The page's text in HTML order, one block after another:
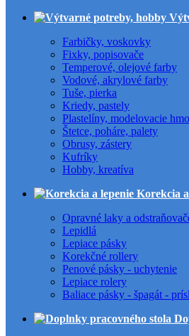
Farbičky, voskovky
Fixky, popisovače
Temperové, olejové farby
Vodové, akrylové farby
Tuše, pierka
Kriedy, pastely
Plastelíny, modelovacie
Štetce, poháre, palety
Obrusy, zástery
Kufríky
Hobby, kreatíva
Korekcia
Opravné laky a
Lepidlá
Lepiace pásky
Korekčné rollery
Penové pásky - uchytenie
Lepiace rolery
Baliace pásky - špagát -